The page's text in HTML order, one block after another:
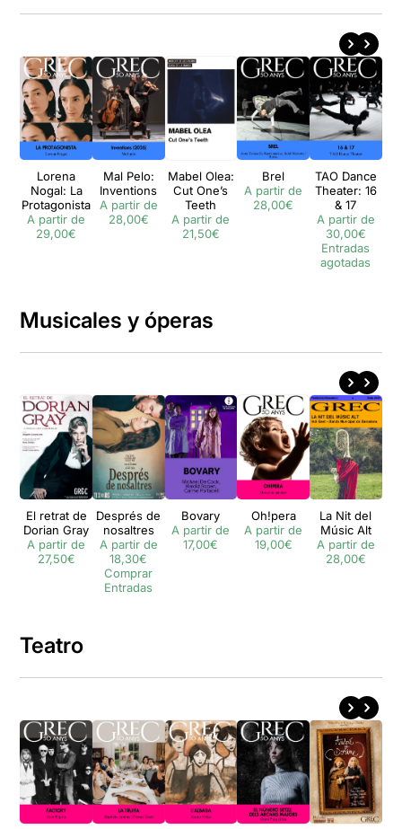
Lorena
Nogal: La
Protagonista
A partir de
29,00€
Mal Pelo:
Inventions
A partir de
28,00€
Mabel Olea:
Cut One’s
Teeth
A partir de
21,50€
Brel
A partir de
28,00€
TAO Dance
Theater: 16
& 17
A partir de
30,00€
Entradas
agotadas
Musicales y óperas
El retrat de
Dorian Gray
A partir de
27,50€
Després de
nosaltres
A partir de
18,30€
Comprar
Entradas
Bovary
A partir de
17,00€
Oh!pera
A partir de
19,00€
La Nit del
Músic Alt
A partir de
28,00€
Teatro